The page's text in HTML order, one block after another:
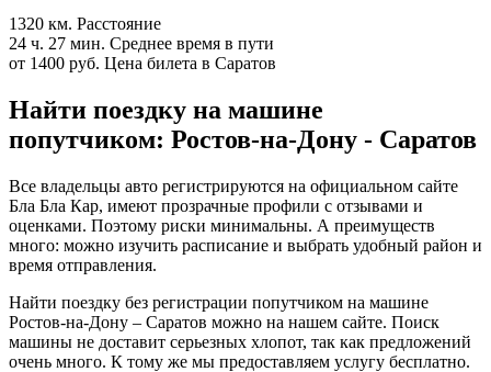
1320 км. Расстояние
24 ч. 27 мин. Среднее время в пути
от 1400 руб. Цена билета в Саратов
Найти поездку на машине
попутчиком: Ростов-на-Дону - Саратов
Все владельцы авто регистрируются на официальном сайте
Бла Бла Кар, имеют прозрачные профили с отзывами и
оценками. Поэтому риски минимальны. А преимуществ
много: можно изучить расписание и выбрать удобный район и
время отправления.
Найти поездку без регистрации попутчиком на машине
Ростов-на-Дону – Саратов можно на нашем сайте. Поиск
машины не доставит серьезных хлопот, так как предложений
очень много. К тому же мы предоставляем услугу бесплатно.